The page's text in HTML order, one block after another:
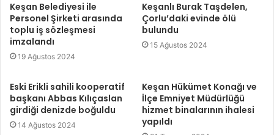
Keşan Belediyesi ile
Personel Şirketi arasında
toplu iş sözleşmesi
imzalandı
19 Ağustos 2024
Keşanlı Burak Taşdelen,
Çorlu’daki evinde ölü
bulundu
15 Ağustos 2024
Eski Erikli sahili kooperatif
başkanı Abbas Kılıçaslan
girdiği denizde boğuldu
14 Ağustos 2024
Keşan Hükümet Konağı ve
İlçe Emniyet Müdürlüğü
hizmet binalarının ihalesi
yapıldı